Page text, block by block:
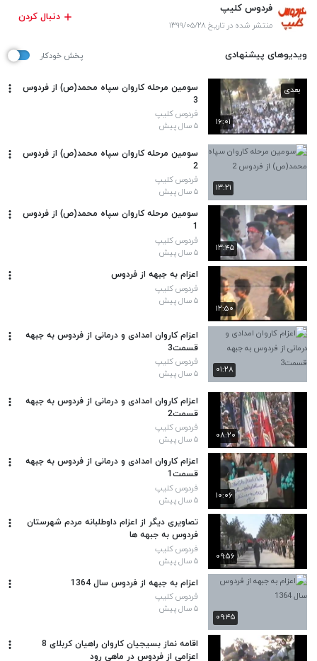
فردوس کلیپ
منتشر شده در تاریخ ۱۳۹۹/۰۵/۲۸
دنبال کردن
ویدیوهای پیشنهادی پخش خودکار
۱۶:۰۱
بعدی
سومین مرحله کاروان سپاه محمد(ص) از فردوس
3
فردوس کلیپ
۵ سال پیش
۱۳:۲۱
سومین مرحله کاروان سپاه محمد(ص) از فردوس
2
فردوس کلیپ
۵ سال پیش
۱۳:۴۵
سومین مرحله کاروان سپاه محمد(ص) از فردوس
1
فردوس کلیپ
۵ سال پیش
۱۲:۵۰
اعزام به جبهه از فردوس
فردوس کلیپ
۵ سال پیش
۰۱:۲۸
اعزام کاروان امدادی و درمانی از فردوس به جبهه
قسمت3
فردوس کلیپ
۵ سال پیش
۰۸:۲۰
اعزام کاروان امدادی و درمانی از فردوس به جبهه
قسمت2
فردوس کلیپ
۵ سال پیش
۱۰:۰۶
اعزام کاروان امدادی و درمانی از فردوس به جبهه
قسمت1
فردوس کلیپ
۵ سال پیش
۰۹:۵۶
تصاویری دیگر از اعزام داوطلبانه مردم شهرستان
فردوس به جبهه ها
فردوس کلیپ
۵ سال پیش
۰۹:۴۵
اعزام به جبهه از فردوس سال 1364
فردوس کلیپ
۵ سال پیش
اقامه نماز بسیجیان کاروان راهیان کربلای 8
اعزامی از فردوس در ماهی رود